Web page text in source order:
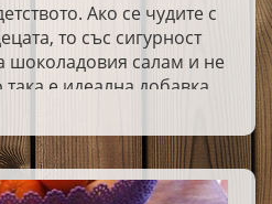
Ако се чудите с
то със сигурност
шоколадовия салам и не
е идеална добавка